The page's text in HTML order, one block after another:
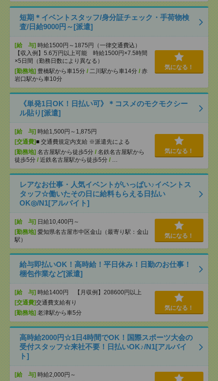
短期＊イベントスタッフ/身分証チェック・手荷物検
査/日給9000円～[派遣]
[給 与] 時給1500円～1875円（一律交通費込）
【収入例】5.6万円以上可能 時給1500円×7.5時間
×5日間（勤務日数により異なる）
[勤務地] 豊橋駅から車15分 / 二川駅から車14分 / 赤
岩口駅から車10分
気になる！
《単発1日OK！日払い可》＊コスメのモクモクシー
ル貼り[派遣]
[給 与] 時給1,500円～1,875円
[交通費]■ 交通費規定内支給 ※派遣先による
[勤務地] 名古屋駅から徒歩5分 / 名鉄名古屋駅から
徒歩5分 / 近鉄名古屋駅から徒歩5分 / …
気になる！
レアなお仕事・人気イベントがいっぱい♪イベントス
タッフ☆働いたその日に給料もらえる日払い
OK◎/N1[アルバイト]
[給 与] 日給10,400円～
[勤務地] 愛知県名古屋市中区金山（最寄り駅：金山
駅）
気になる！
給与即払いOK！高時給！平日休み！日勤のお仕事！
梱包作業など[派遣]
[給 与] 時給1400円 【月収例】208600円以上
[交通費]交通費支給有り
[勤務地] 老津駅から車5分
気になる！
高時給2000円☆1日4時間でOK！国際スポーツ大会の
受付スタッフ☆来社不要！日払いOK♪/N1[アルバイ
ト]
[給 与] 時給2,000円～